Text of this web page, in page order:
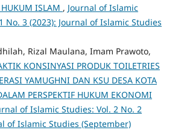
ISLAM , Journal of Islamic
No. 3 (2023): Journal of Islamic Studies
Rizal Maulana, Imam Prawoto,
KONSINYASI PRODUK TOILETRIES
YAMUGHNI DAN KSU DESA KOTA
PERSPEKTIF HUKUM EKONOMI
of Islamic Studies: Vol. 2 No. 2
of Islamic Studies (September)